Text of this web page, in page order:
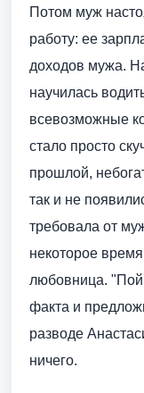
Потом муж
работу: ее
доходов мужа.
научилась
всевозможные
стало просто
прошлой,
так и не
требовала от
некоторое
любовница.
факта и
разводе
ничего.